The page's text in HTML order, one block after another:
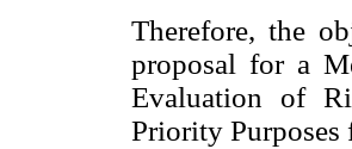
Therefore, the
proposal for a
Evaluation of
Priority Purposes